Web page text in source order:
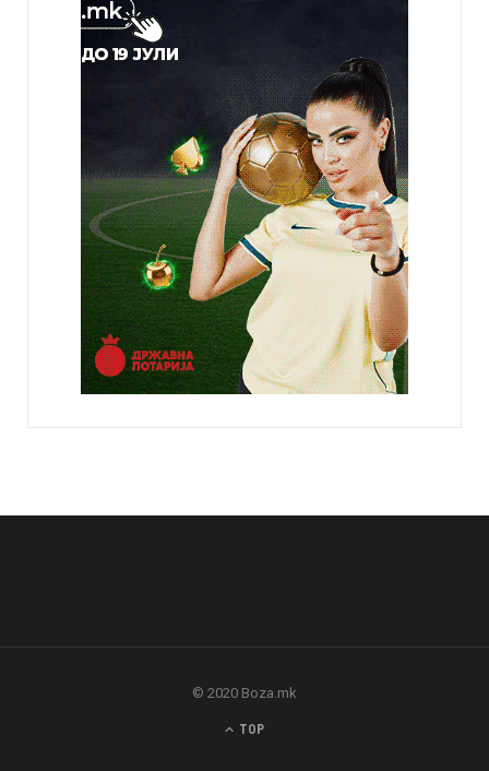
© 2020 Boza.mk
TOP